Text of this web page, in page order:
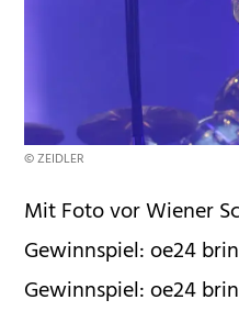
© ZEIDLER
Mit Foto vor Wiener
Gewinnspiel: oe24
Gewinnspiel: oe24